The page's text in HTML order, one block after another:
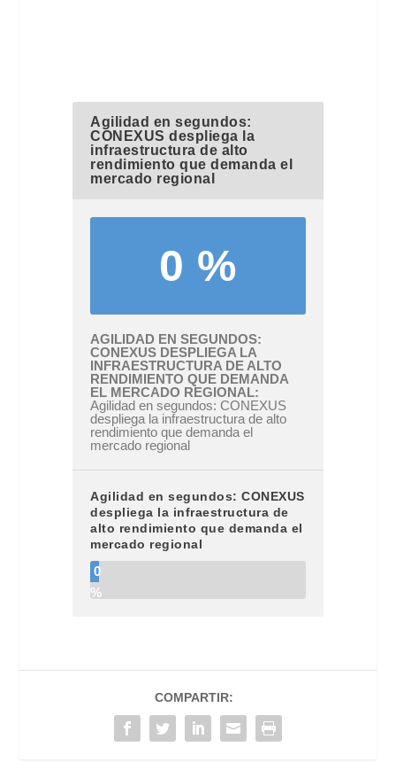
Agilidad en segundos:
CONEXUS despliega la
infraestructura de alto
rendimiento que demanda el
mercado regional
0 %
AGILIDAD EN SEGUNDOS:
CONEXUS DESPLIEGA LA
INFRAESTRUCTURA DE ALTO
RENDIMIENTO QUE DEMANDA
EL MERCADO REGIONAL
Agilidad en segundos: CONEXUS
despliega la infraestructura de alto
rendimiento que demanda el
mercado regional
Agilidad en segundos: CONEXUS
despliega la infraestructura de
alto rendimiento que demanda el
mercado regional
0
%
COMPARTIR: